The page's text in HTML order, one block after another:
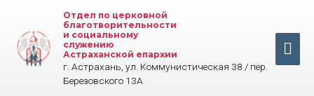
содержимому
Отдел по церковной
благотворительности
и социальному
служению
Астраханской епархии
г. Астрахань, ул. Коммунистическая 38 / пер.
Березовского 13А